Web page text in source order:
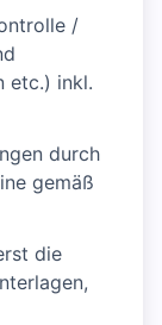
/
etc.) inkl.
durch
gemäß
die